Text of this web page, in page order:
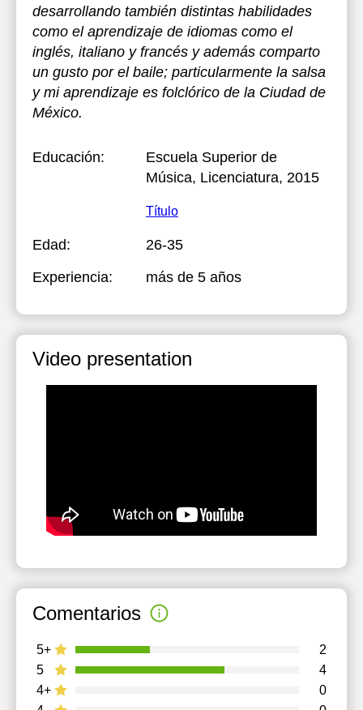
desarrollando también distintas habilidades
como el aprendizaje de idiomas como el
inglés, italiano y francés y además comparto
un gusto por el baile; particularmente la salsa
y mi aprendizaje es folclórico de la Ciudad de
México.
Educación:
Escuela Superior de
Música, Licenciatura, 2015
Título
Edad:
26-35
Experiencia:
más de 5 años
Video presentation
Comentarios
4+ 0
5 4
5+ 2